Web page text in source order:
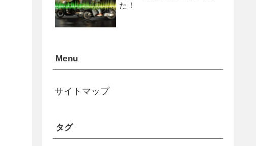
た！
Menu
サイトマップ
タグ